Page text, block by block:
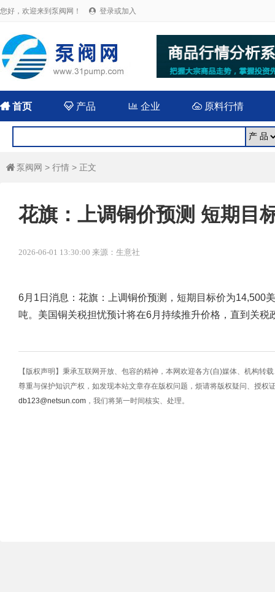
您好，欢迎来到泵阀网！  登录或加入
首页  产品 企业 原料行情
 泵阀网 > 行情 > 正文
花旗：上调铜价预测 短期目
2026-06-01 13:30:00 来源：生意社
6月1日消息：花旗：上调铜价预测，短期目标价为14,500
吨。美国铜关税担忧预计将在6月持续推升价格，直到关税
【版权声明】秉承互联网开放、包容的精神，本网欢迎各方(自)媒体、机构转
尊重与保护知识产权，如发现本站文章存在版权问题，烦请将版权疑问、授权
db123@netsun.com ，我们将第一时间核实、处理。